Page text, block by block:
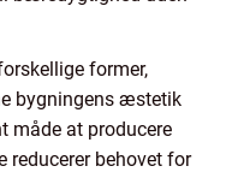
former,
bygningens æstetik
måde at producere
reducerer behovet for